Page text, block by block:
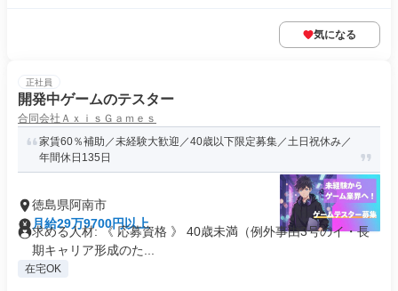
気になる
正社員
開発中ゲームのテスター
合同会社ＡｘｉｓＧａｍｅｓ
家賃60％補助／未経験大歓迎／40歳以下限定募集／土日祝休み／
年間休日135日
徳島県阿南市
月給29万9700円以上
求める人材: 《 応募資格 》 40歳未満（例外事由3号のイ・長
期キャリア形成のた...
在宅OK